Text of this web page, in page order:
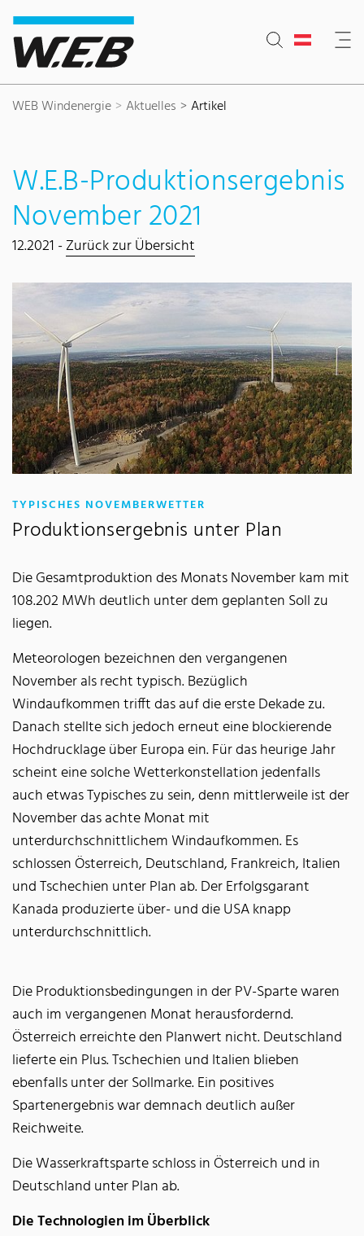
Inhaltsbereich
Suche
Hauptnavigation
Kontakt
Footer
WEB Windenergie Aktuelles Artikel
W.E.B-Produktionsergebnis
November 2021
12.2021 -Zurück zur Übersicht
TYPISCHES NOVEMBERWETTER
Produktionsergebnis unter Plan
Die Gesamtproduktion des Monats November kam mit
108.202 MWh deutlich unter dem geplanten Soll zu
liegen.
Meteorologen bezeichnen den vergangenen
November als recht typisch. Bezüglich
Windaufkommen trifft das auf die erste Dekade zu.
Danach stellte sich jedoch erneut eine blockierende
Hochdrucklage über Europa ein. Für das heurige Jahr
scheint eine solche Wetterkonstellation jedenfalls
auch etwas Typisches zu sein, denn mittlerweile ist der
November das achte Monat mit
unterdurchschnittlichem Windaufkommen. Es
schlossen Österreich, Deutschland, Frankreich, Italien
und Tschechien unter Plan ab. Der Erfolgsgarant
Kanada produzierte über- und die USA knapp
unterdurchschnittlich.
Die Produktionsbedingungen in der PV-Sparte waren
auch im vergangenen Monat herausfordernd.
Österreich erreichte den Planwert nicht. Deutschland
lieferte ein Plus. Tschechien und Italien blieben
ebenfalls unter der Sollmarke. Ein positives
Spartenergebnis war demnach deutlich außer
Reichweite.
Die Wasserkraftsparte schloss in Österreich und in
Deutschland unter Plan ab.
Die Technologien im Überblick